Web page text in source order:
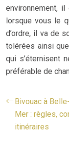
environnement,
lorsque vous le
d’ordre, il va de
tolérées ainsi
qui s’éternisent
préférable de
Bivouac à
Mer : règles,
itinéraires